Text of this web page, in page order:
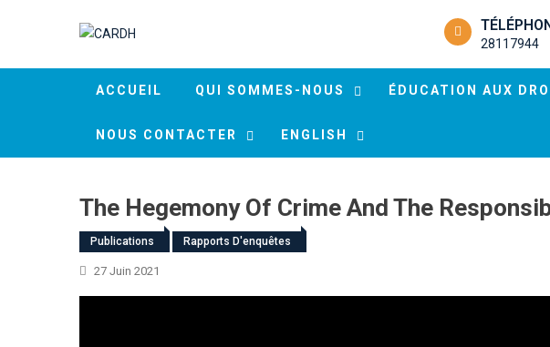
28117944
ACCUEIL QUI SOMMES-NOUS ÉDUCATION AUX
NOUS CONTACTER ENGLISH
The Hegemony Of Crime And The
Publications Rapports D'enquêtes
27 Juin 2021